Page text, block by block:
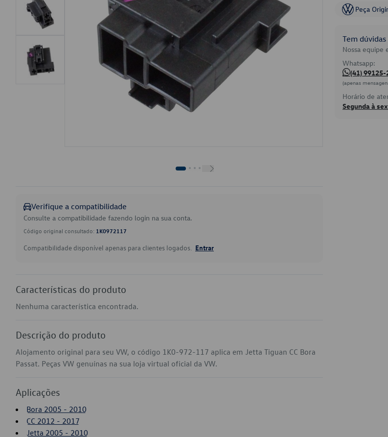
Verifique a compatibilidade
Consulte a compatibilidade fazendo login na sua conta.
Código original consultado: 1K0972117
Compatibilidade disponível apenas para clientes logados. Entrar
Características do produto
Nenhuma característica encontrada.
Descrição do produto
Alojamento original para seu VW, o código 1K0-972-117 aplica em Jetta Tiguan CC Bora
Passat. Peças VW genuínas na sua loja virtual oficial da VW.
Aplicações
Bora 2005 - 2010
CC 2012 - 2017
Jetta 2005 - 2010
Peça
Tem
Nossa equipe
Whatsapp:
(41)
(apenas
Horário de
Segunda à